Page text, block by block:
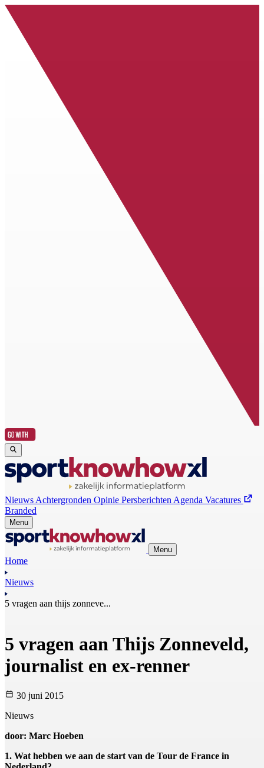
Nieuws Achtergronden Opinie Persberichten Agenda Vacatures
Branded
Menu
Menu
Home
Nieuws
5 vragen aan thijs zonneve...
5 vragen aan Thijs Zonneveld,
journalist en ex-renner
30 juni 2015
Nieuws
door: Marc Hoeben
1. Wat hebben we aan de start van de Tour de France in